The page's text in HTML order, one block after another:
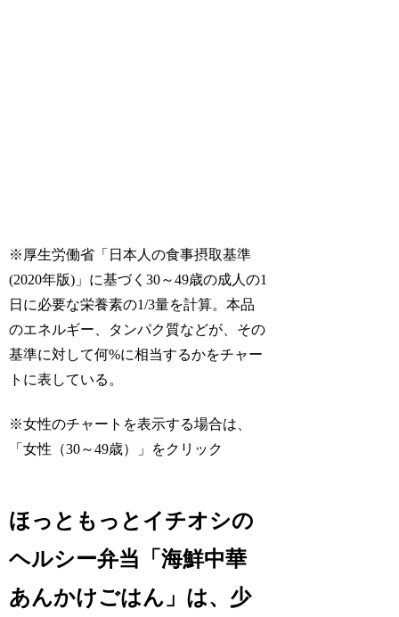
※厚生労働省「日本人の食事摂取基準
(2020年版)」に基づく30～49歳の成人の1
日に必要な栄養素の1/3量を計算。本品
のエネルギー、タンパク質などが、その
基準に対して何%に相当するかをチャー
トに表している。
※女性のチャートを表示する場合は、
「女性（30～49歳）」をクリック
ほっともっとイチオシの
ヘルシー弁当「海鮮中華
あんかけごはん」は、少